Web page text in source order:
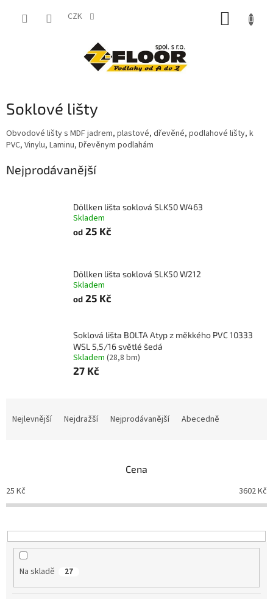
CZK
Soklové lišty
Obvodové lišty s MDF jadrem, plastové, dřevěné, podlahové lišty, k
PVC, Vinylu, Laminu, Dřevěnym podlahám
Nejprodávanější
Döllken lišta soklová SLK50 W463
Skladem
od 25 Kč
Döllken lišta soklová SLK50 W212
Skladem
od 25 Kč
Soklová lišta BOLTA Atyp z měkkého PVC 10333
WSL 5,5/16 světlé šedá
Skladem (28,8 bm)
27 Kč
p
r
o
u
Nejlevnější Nejdražší Nejprodávanější Abecedně
Cena
25 Kč 3602Kč
Na skladě 27